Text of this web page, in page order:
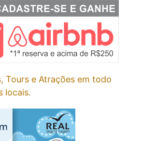
Tours e Atrações em todo
locais.